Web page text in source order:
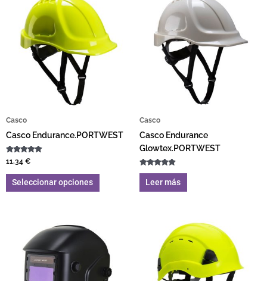
Casco
Casco Endurance.PORTWEST
Valorado
con
5.00
de 5
11,34 €
Seleccionar opciones
Casco
Casco Endurance
Glowtex.PORTWEST
Valorado
con
5.00
de 5
Leer más